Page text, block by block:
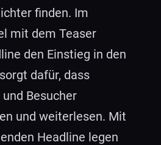
finden. Im
mit dem Teaser
den Einstieg in den
dafür, dass
Besucher
und weiterlesen. Mit
Headline legen